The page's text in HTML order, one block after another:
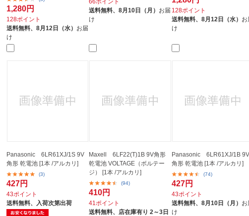
1,280円
128ポイント
送料無料、 8月12日（水） お届
け
送料無料、8月10日（月） お届
け
128ポイント
送料無料、 8月12日（水） お
け
Panasonic 6LR61XJ/1S 9V
角形 乾電池 [1本 /アルカリ]
(3)
427円
43ポイント
送料無料、 入荷次第出荷
Maxell 6LF22(T)1B 9V角形
乾電池 VOLTAGE（ボルテー
ジ） [1本 /アルカリ]
(94)
410円
41ポイント
送料無料、 店在庫有り 2～3日
Panasonic 6LR61XJ/1B 9V
角形 乾電池 [1本 /アルカリ]
(74)
427円
43ポイント
送料無料、 8月10日（月） お
け